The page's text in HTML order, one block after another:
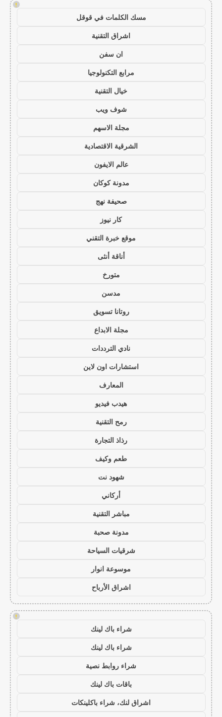
!
مسك الكلمات في قوقل
اشراق التقنية
ان سفن
مرابع التكنولوجيا
خيال التقنية
شوف ويب
مجلة الاسهم
الشرقية الاقتصادية
عالم الايفون
مدونة كوكان
صحيفة نهج
كار نيوز
موقع خبرة التقني
أناقة أنثى
متورخ
مدسن
روتانا تسويق
مجلة الابداع
نادي الترددات
استشارات اون لاين
المعارف
هيدب فيديو
رمح التقنية
رذاذ التجارة
طعم وكيف
شهود نت
أركاني
مباشر التقنية
مدونة صحبة
شرقيات السياحة
موسوعة انوار
اشراق الأرباح
!
شراء باك لينك
شراء باك لينك
شراء روابط نصية
باقات باك لينك
اشراق لنك، شراء باكلينكات